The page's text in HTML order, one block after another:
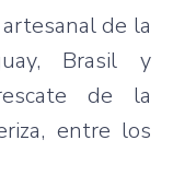
de la
Brasil y
de la
entre los